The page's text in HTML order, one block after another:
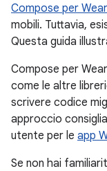
Compose per
mobili. Tuttavia,
Questa guida
Compose per
come le altre
scrivere codice
approccio
utente per le app
Se non hai